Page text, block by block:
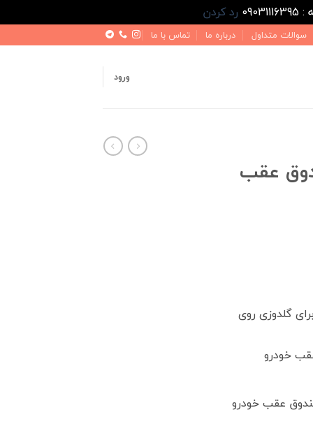
رد کردن
سوالات متداول درباره ما تماس با ما
ورود
عقب
گلدوزی روی
خودرو
عقب خودرو